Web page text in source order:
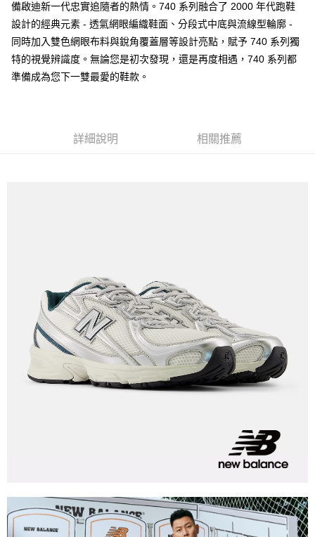
備啟迪新一代忠實追隨者的熱情。740 系列融合了 2000 年代跑鞋
設計的經典元素 - 透氣網眼編織鞋面、分段式中底與流線型輪廓 -
同時加入雙色網眼布料與銳角覆蓋層等設計亮點，賦予 740 系列獨
特的視覺辨識度。無論您是初次發現，還是再度相遇，740 系列都
準備成為您下一雙最愛的鞋款。
詳細說明 相關推薦